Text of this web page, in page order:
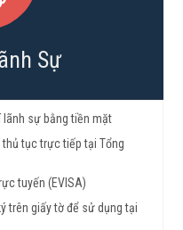
Sự
lãnh sự bằng tiền mặt
tục trực tiếp tại Tổng
tuyến (EVISA)
trên giấy tờ để sử dụng tại